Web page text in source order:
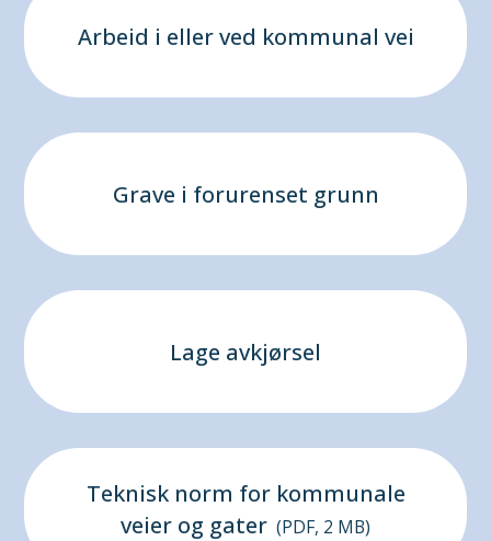
Arbeid i eller ved kommunal vei
Grave i forurenset grunn
Lage avkjørsel
Teknisk norm for kommunale
veier og gater (PDF, 2 MB)